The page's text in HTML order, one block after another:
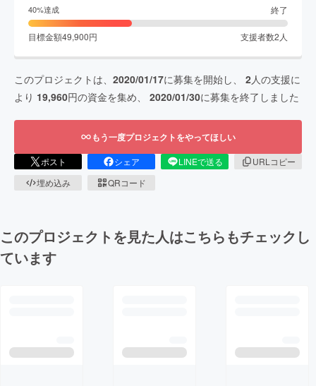
40%達成 終了
目標金額49,900円 支援者数2 人
このプロジェクトは、 2020/01/17に募集を開始し、 2人の支援に
より 19,960円の資金を集め、 2020/01/30に募集を終了しました
もう一度プロジェクトをやってほしい
ポスト シェア LINEで送る
URLコピー
埋め込み
QRコード
このプロジェクトを見た人はこちらもチェックし
ています